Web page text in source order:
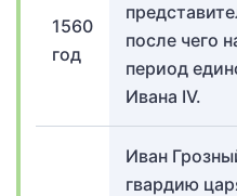
1560
год
после чего
период
Ивана IV.
Иван
гвардию